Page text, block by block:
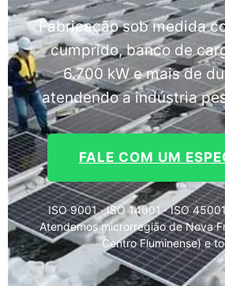
Fabricação sob medida
cumprido, banco de
6.700 kW e mais de
atendendo a indústria
FALE COM UM
ISO 9001 · ISO 14001 · ISO
Atendemos microrregião de Nova
Centro Fluminense) e